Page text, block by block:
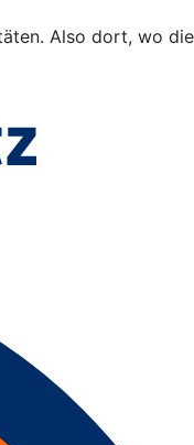
Also dort, wo